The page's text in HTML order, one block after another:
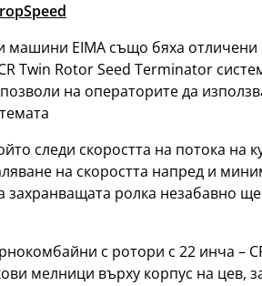
машини EIMA също бяха
Twin Rotor Seed Terminator
на операторите да
следи скоростта на потока на
на скоростта напред и
ролка незабавно
с ротори с 22 инча –
мелници върху корпус на цев,